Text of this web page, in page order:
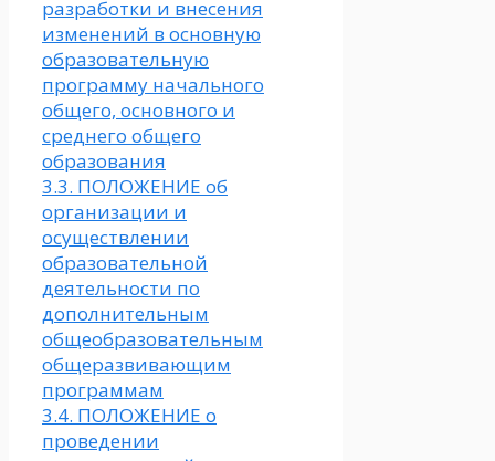
разработки и внесения
изменений в основную
образовательную
программу начального
общего, основного и
среднего общего
образования
3.3. ПОЛОЖЕНИЕ об
организации и
осуществлении
образовательной
деятельности по
дополнительным
общеобразовательным
общеразвивающим
программам
3.4. ПОЛОЖЕНИЕ о
проведении